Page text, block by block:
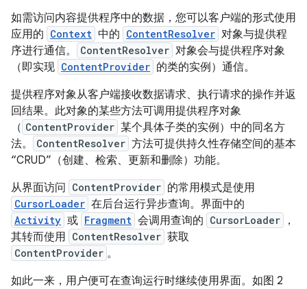
如需访问内容提供程序中的数据，您可以客户端的形式使用
应用的 Context 中的 ContentResolver 对象与提供程
序进行通信。
ContentResolver 对象会与提供程序对象
（即实现 ContentProvider 的类的实例）通信。
提供程序对象从客户端接收数据请求、执行请求的操作并返
回结果。此对象的某些方法可调用提供程序对象
（ ContentProvider 某个具体子类的实例）中的同名方
法。
ContentResolver 方法可提供持久性存储空间的基本
“CRUD”（创建、检索、更新和删除）功能。
从界面访问 ContentProvider 的常用模式是使用
CursorLoader 在后台运行异步查询。界面中的
Activity 或 Fragment 会调用查询的 CursorLoader
，
其转而使用 ContentResolver 获取
ContentProvider 。
如此一来，用户便可在查询运行时继续使用界面。如图 2